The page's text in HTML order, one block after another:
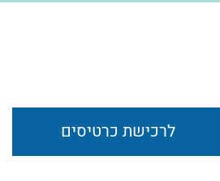
לרכישת כרטיסים